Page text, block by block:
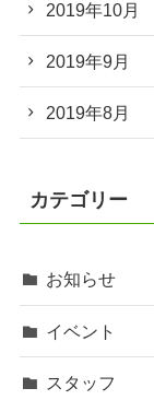
2019年10月
2019年9月
2019年8月
カテゴリー
お知らせ
イベント
スタッフ